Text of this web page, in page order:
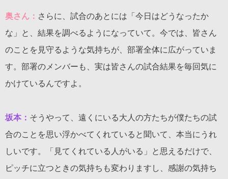
奥さん： さらに、試合のあとには「今日はどうなったか
な」と、結果を調べるようになっていて。今では、皆さん
のことを見守るような気持ちが、部署全体に広がっていま
す。部署のメンバーも、実は皆さんの試合結果を毎回気に
かけているんですよ。
坂本： そうやって、遠くにいる大人の方たちが僕たちの試
合のことを思い浮かべてくれていると聞いて、本当にうれ
しいです。「見てくれている人がいる」と思えるだけで、
ピッチに立つときの気持ちも変わりますし、感謝の気持ち